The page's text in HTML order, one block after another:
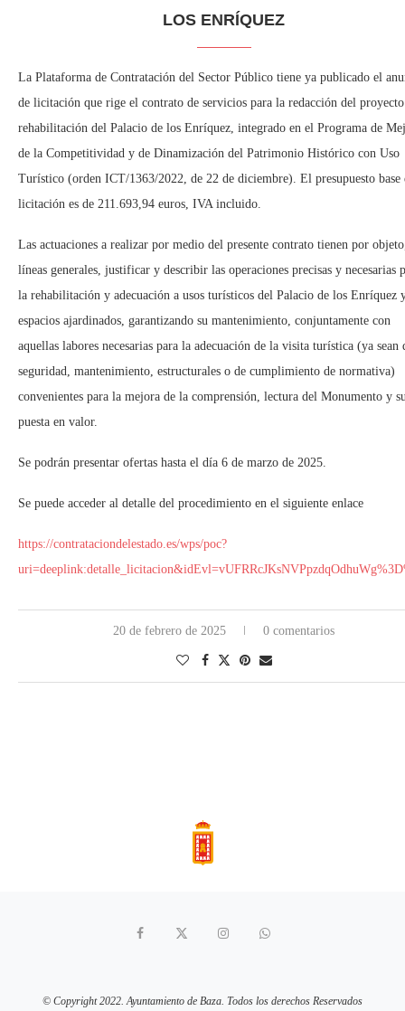
LOS ENRÍQUEZ
La Plataforma de Contratación del Sector Público tiene ya publicado el
de licitación que rige el contrato de servicios para la redacción del
rehabilitación del Palacio de los Enríquez, integrado en el Programa de
de la Competitividad y de Dinamización del Patrimonio Histórico con Uso
Turístico (orden ICT/1363/2022, de 22 de diciembre). El presupuesto base
licitación es de 211.693,94 euros, IVA incluido.
Las actuaciones a realizar por medio del presente contrato tienen por
líneas generales, justificar y describir las operaciones precisas y necesarias
la rehabilitación y adecuación a usos turísticos del Palacio de los Enríquez
espacios ajardinados, garantizando su mantenimiento, conjuntamente con
aquellas labores necesarias para la adecuación de la visita turística (ya sean
seguridad, mantenimiento, estructurales o de cumplimiento de normativa)
convenientes para la mejora de la comprensión, lectura del Monumento y
puesta en valor.
Se podrán presentar ofertas hasta el día 6 de marzo de 2025.
Se puede acceder al detalle del procedimiento en el siguiente enlace
https://contrataciondelestado.es/wps/poc?
20 de febrero de 2025 0 comentarios
© Copyright 2022. Ayuntamiento de Baza. Todos los derechos Reservados